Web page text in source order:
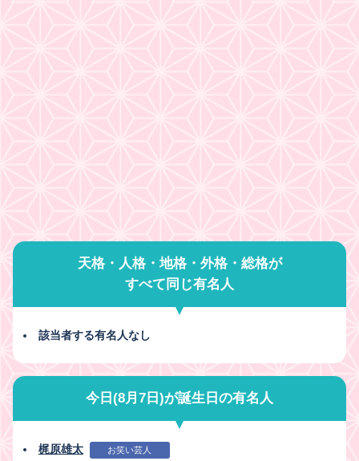
天格・人格・地格・外格・総格が
すべて同じ有名人
該当者する有名人なし
今日(8月7日)が誕生日の有名人
梶原雄太 お笑い芸人